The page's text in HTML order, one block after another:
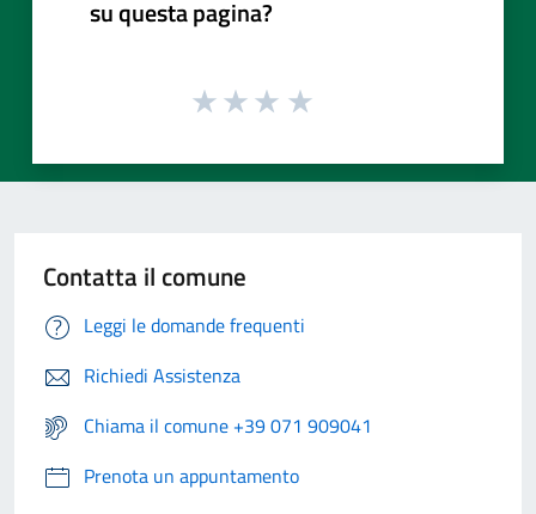
su questa pagina?
Contatta il comune
Leggi le domande frequenti
Richiedi Assistenza
Chiama il comune +39 071 909041
Prenota un appuntamento